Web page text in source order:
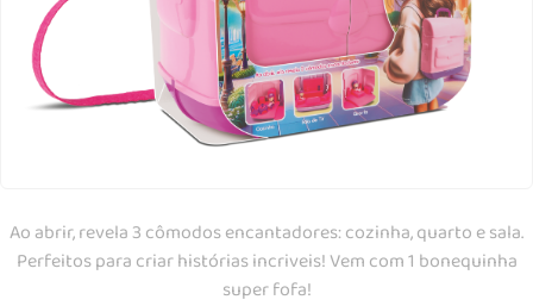
Ao abrir, revela 3 cômodos encantadores: cozinha, quarto e sala.
Perfeitos para criar histórias incriveis! Vem com 1 bonequinha
super fofa!